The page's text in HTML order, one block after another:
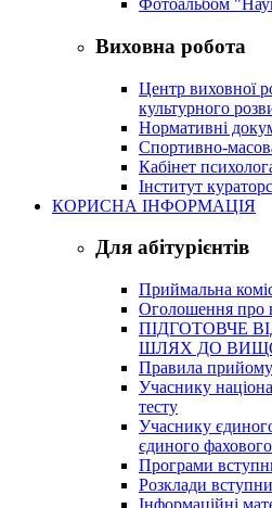
Фотоальбом
Виховна робота
Центр виховної
культурного
Нормативні
Спортивно-
Кабінет
Інститут
КОРИСНА ІНФОРМАЦІЯ
Для абітурієнтів
Приймальна
Оголошення про
ПІДГОТОВЧЕ
ШЛЯХ ДО
Правила
Учаснику
тесту
Учаснику
єдиного
Програми
Розклади
Інформаційні